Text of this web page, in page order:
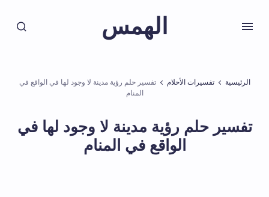
الهمس
الرئيسية تفسيرات الأحلام
تفسير حلم رؤية مدينة لا وجود لها في الواقع في
المنام
تفسير حلم رؤية مدينة لا وجود لها في
الواقع في المنام